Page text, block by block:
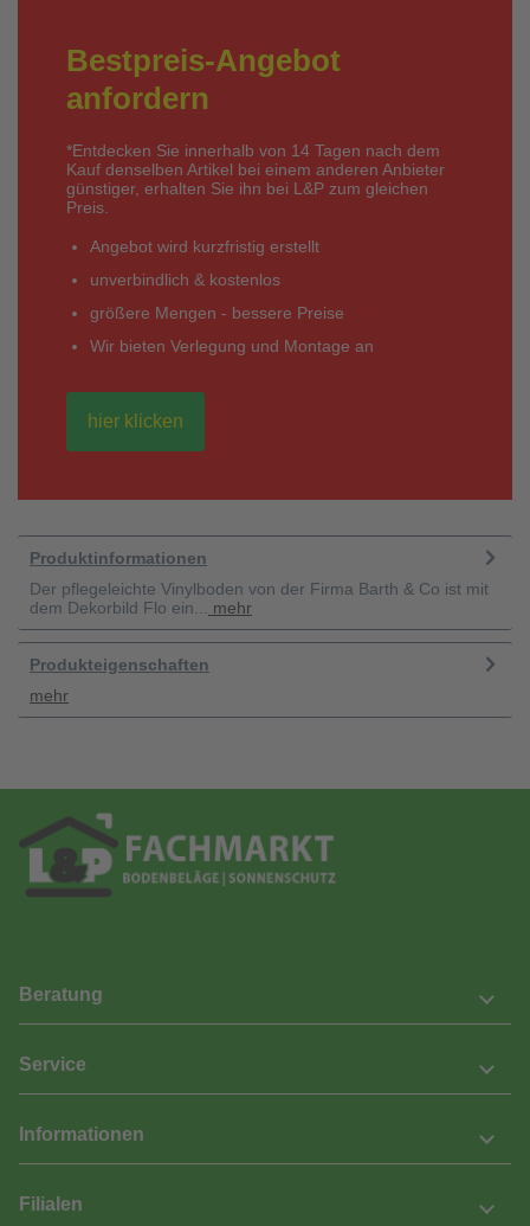
Bestpreis-Angebot
anfordern
*Entdecken Sie innerhalb von 14 Tagen nach dem
Kauf denselben Artikel bei einem anderen Anbieter
günstiger, erhalten Sie ihn bei L&P zum gleichen
Preis.
Angebot wird kurzfristig erstellt
unverbindlich & kostenlos
größere Mengen - bessere Preise
Wir bieten Verlegung und Montage an
hier klicken
Produktinformationen
Der pflegeleichte Vinylboden von der Firma Barth & Co ist mit
dem Dekorbild Flo ein...
mehr
Produkteigenschaften
mehr
Beratung
Service
Informationen
Filialen